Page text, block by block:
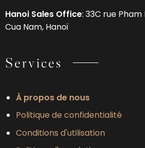
Hanoi Sales Office: 33C rue
Cua Nam, Hanoï
Services
À propos de nous
Politique de confidentialité
Conditions d'utilisation